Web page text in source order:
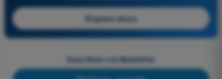
Empieza ahora
Suscríbete a la Newsletter